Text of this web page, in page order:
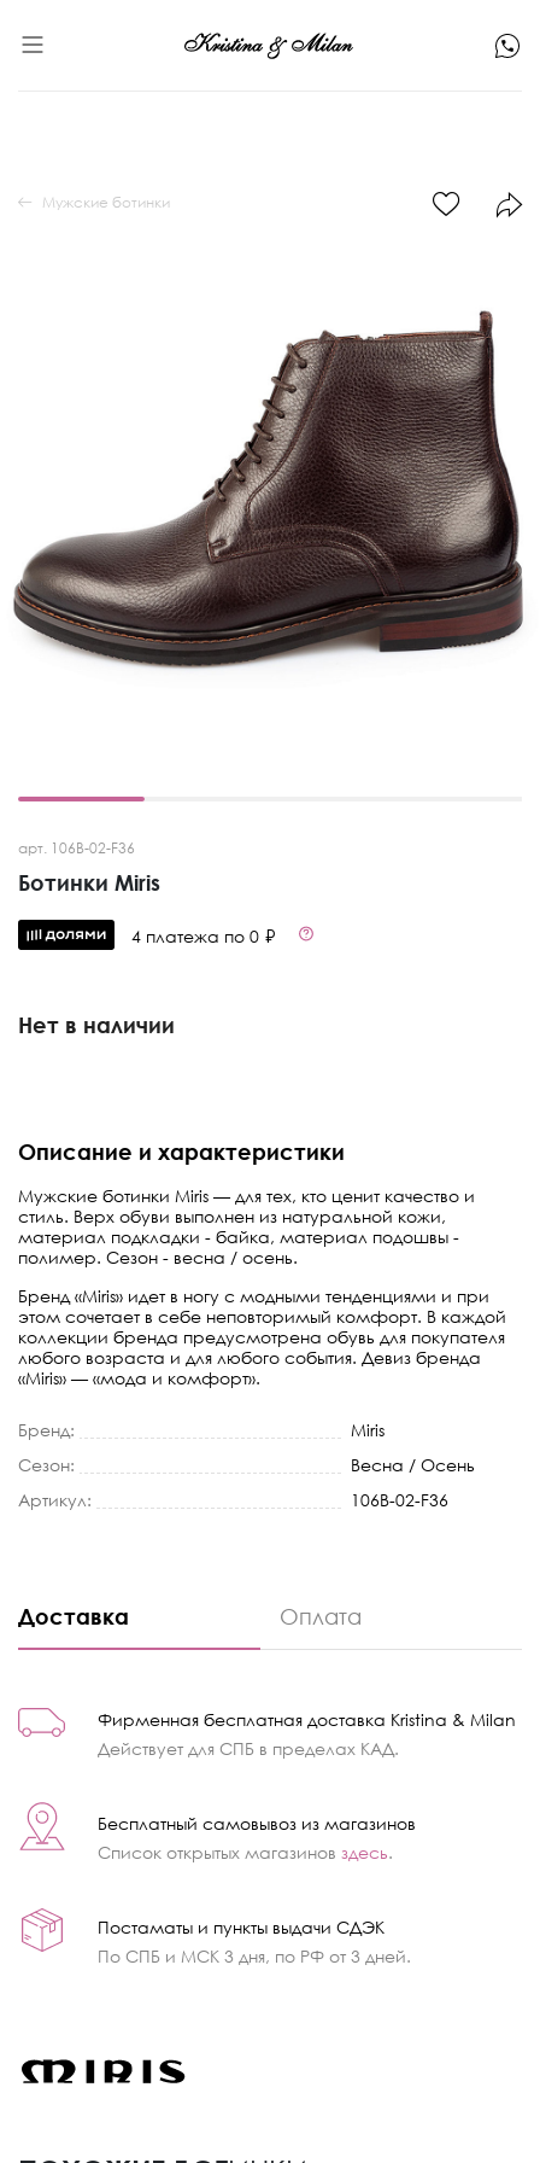
арт. 106B-02-F36
Ботинки Miris
4 платежа по 0 ₽
Нет в наличии
Мужские ботинки
Описание и характеристики
Мужские ботинки Miris — для тех, кто ценит качество и
стиль. Верх обуви выполнен из натуральной кожи,
материал подкладки - байка, материал подошвы -
полимер. Сезон - весна / осень.
Бренд «Miris» идет в ногу с модными тенденциями и при
этом сочетает в себе неповторимый комфорт. В каждой
коллекции бренда предусмотрена обувь для покупателя
любого возраста и для любого события. Девиз бренда
«Miris» — «мода и комфорт».
Бренд:
Miris
Сезон:
Весна / Осень
Артикул:
106B-02-F36
Доставка Оплата
Фирменная бесплатная доставка Kristina & Milan
Действует для СПБ в пределах КАД.
Бесплатный самовывоз из магазинов
Список открытых магазинов здесь.
Постаматы и пункты выдачи СДЭК
По СПБ и МСК 3 дня, по РФ от 3 дней.